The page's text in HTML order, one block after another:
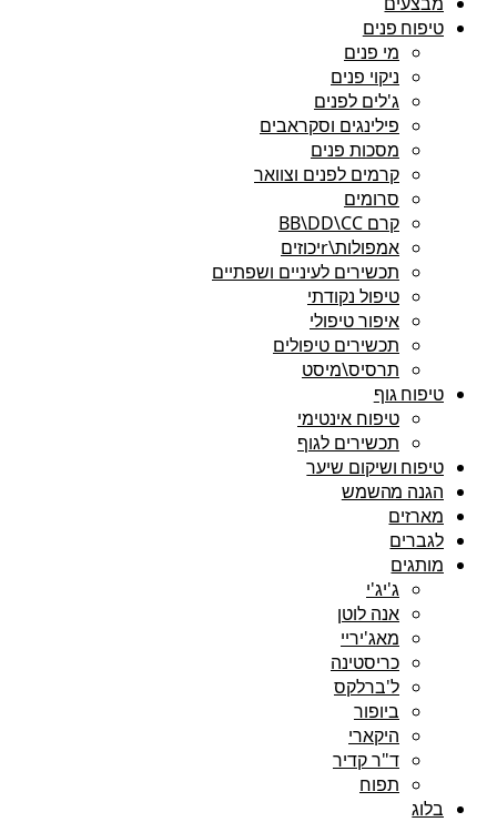
טיפוח פנים
מי פנים
ניקוי פנים
ג'לים לפנים
פילינגים וסקראבים
מסכות פנים
קרמים לפנים וצוואר
סרומים
קרם BB\DD\CC
אמפולות\rיכוזים
תכשירים לעיניים ושפתיים
טיפול נקודתי
איפור טיפולי
תכשירים טיפולים
תרסיס\מיסט
טיפוח גוף
טיפוח אינטימי
תכשירים לגוף
טיפוח ושיקום שיער
הגנה מהשמש
מארזים
לגברים
מותגים
ג'יג'י
אנה לוטן
מאג'יריי
כריסטינה
ל'ברלקס
ביופור
היקארי
ד"ר קדיר
תפוח
בלוג